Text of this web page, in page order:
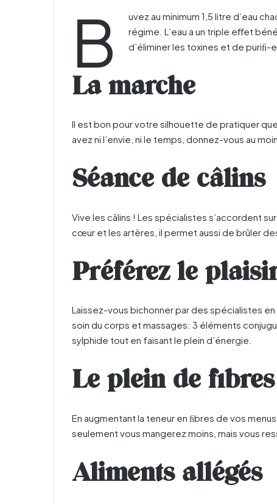
B
uvez au minimum 1,5 litre d’eau
régime. L’eau a un triple eﬀet
d’éliminer les toxines et de puriﬁ-
La marche
Il est bon pour votre silhouette de pratiquer
avez ni l’envie, ni le temps, donnez-vous au
Séance de câlins
Vive les câlins ! Les spécialistes s’accordent
cœur et les artères, il permet aussi de brûler
Préférez le
Laissez-vous bichonner par des spécialistes
soin du corps et massages: 3 éléments
sylphide tout en faisant le plein d’énergie.
Le plein de fibres
En augmentant la teneur en ﬁbres de vos
seulement vous mangerez moins, mais vous
Aliments allégés